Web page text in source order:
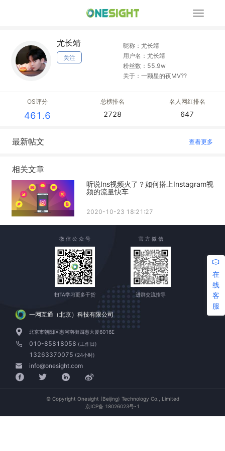
展
尤长靖
关注
昵称：尤长靖
用户名：尤长靖
粉丝数：55.9w
关于：一颗星的夜MV??
OS评分
461.6
总榜排名
2728
名人网红排名
647
最新帖文 查看更多
相关文章
听说Ins视频火了？如何搭上Instagram视
频的流量快车
2020-10-23 18:21:27
在
线
客
服
一网互通（北京）科技有限公司
北京市朝阳区惠河南街四惠大厦6016E
010-85818058 (工作日)
13263370075 (24小时)
info@onesight.com
微 信 公 众 号
扫TA学习更多干货
官 方 微 信
进群交流指导
© Copyright Onesight (Beijing) Technology Co., Limited
京ICP备 18026023号-1